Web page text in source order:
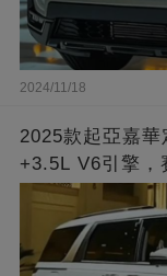
2024/11/18
2025款起亞嘉
+3.5L V6引擎，